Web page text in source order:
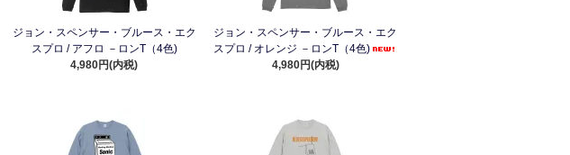
ジョン・スペンサー・ブルース・エク
スプロ / アフロ －ロンT（4色)
4,980円(内税)
ジョン・スペンサー・ブルース・エク
スプロ / オレンジ －ロンT（4色)
4,980円(内税)